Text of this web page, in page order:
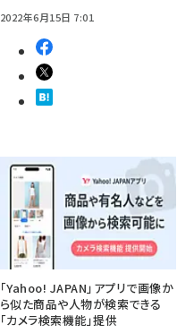
2022年6月15日 7:01
「Yahoo! JAPAN」アプリで画像か
ら似た商品や人物が検索できる
「カメラ検索機能」提供